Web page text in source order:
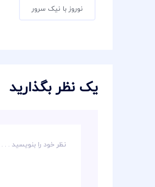
نوروز با نیک سرور
یک نظر بگذارید